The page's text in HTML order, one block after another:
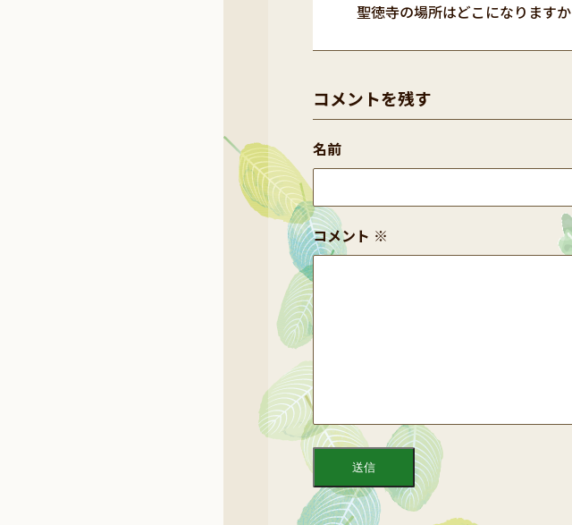
聖徳寺の場所はどこになりますか
コメントを残す
コメント ※
名前